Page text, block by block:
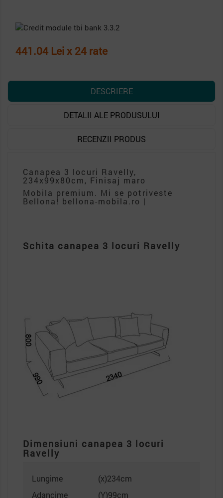
441.04 Lei x 24 rate
DESCRIERE
DETALII ALE PRODUSULUI
RECENZII PRODUS
Canapea 3 locuri Ravelly,
234x99x80cm, Finisaj maro
Mobila premium. Mi se potriveste
Bellona! bellona-mobila.ro |
Schita canapea 3 locuri Ravelly
Dimensiuni canapea 3 locuri
Ravelly
Lungime
(x)234cm
Adancime
(Y)99cm